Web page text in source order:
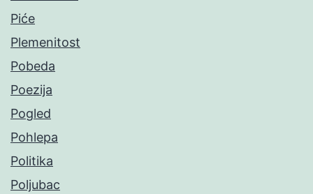
Piće
Plemenitost
Pobeda
Poezija
Pogled
Pohlepa
Politika
Poljubac